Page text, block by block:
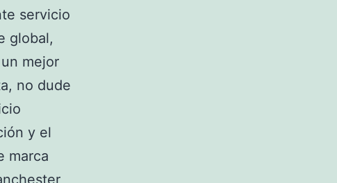
servicio
global,
mejor
no dude
y el
marca